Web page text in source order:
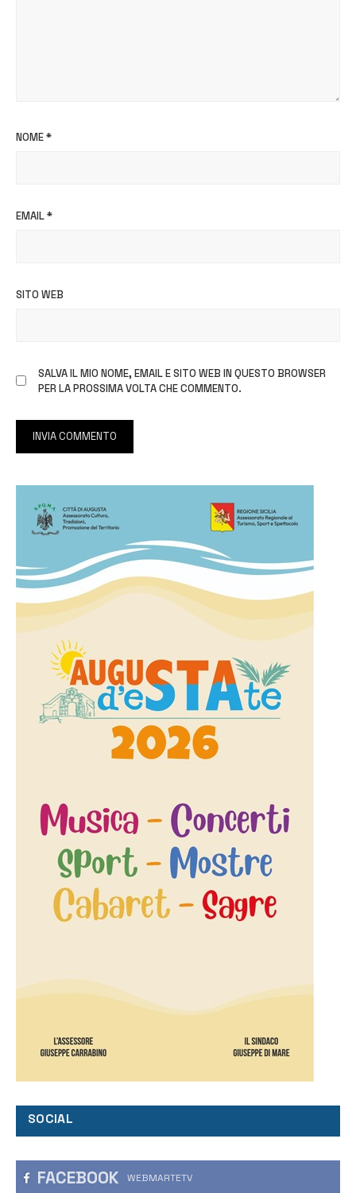
NOME*
EMAIL*
SITO WEB
SALVA IL MIO NOME, EMAIL E SITO WEB IN QUESTO BROWSER
PER LA PROSSIMA VOLTA CHE COMMENTO.
SOCIAL
FACEBOOK WEBMARTETV